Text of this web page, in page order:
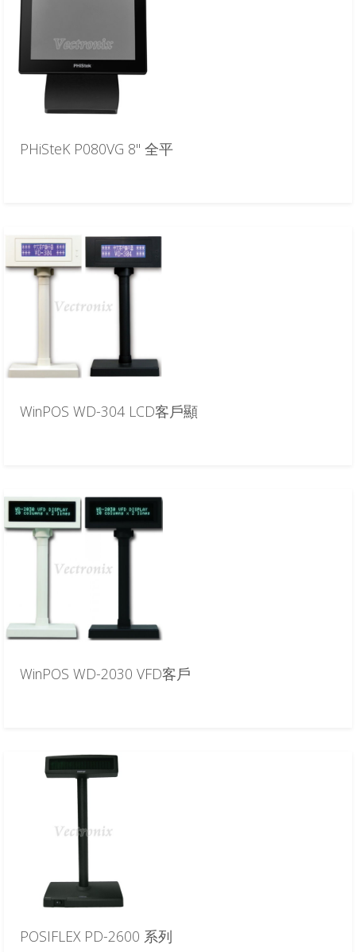
PHiSteK P080VG 8" 全平
WinPOS WD-304 LCD客戶顯
WinPOS WD-2030 VFD客戶
POSIFLEX PD-2600 系列